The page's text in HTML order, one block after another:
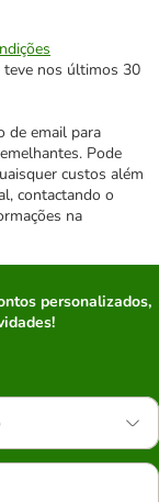
teve nos últimos 30
de email para
Pode
custos além
contactando o
na
personalizados,